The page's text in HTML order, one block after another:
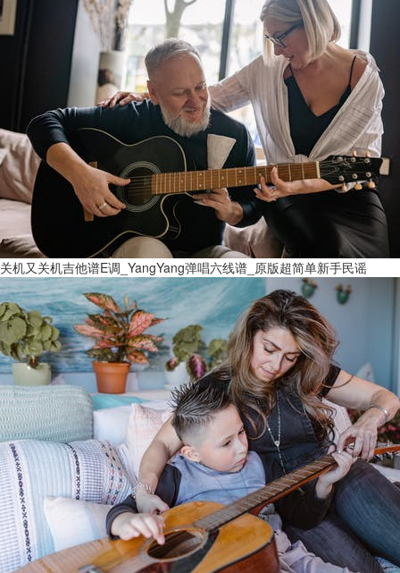
关机又关机吉他谱E调_YangYang弹唱六线谱_原版超简单新手民谣